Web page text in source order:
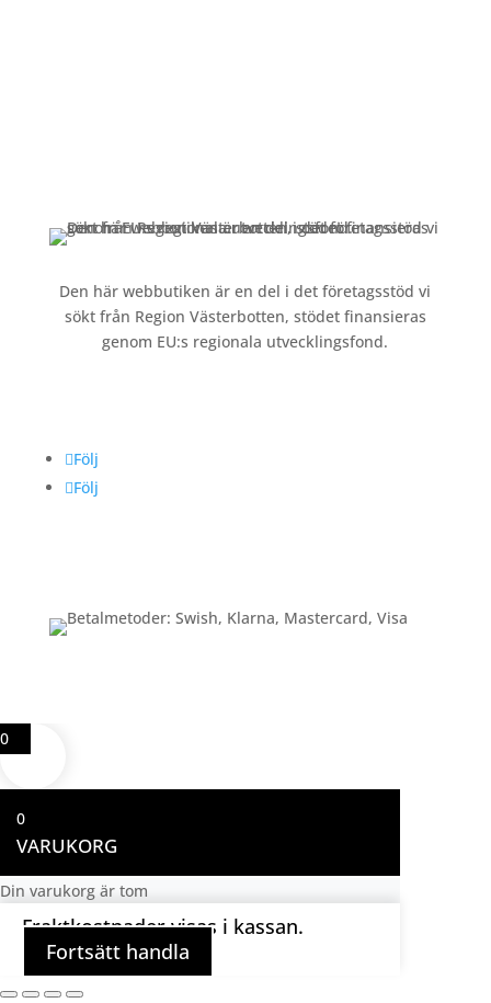
Den här webbutiken är en del i det företagsstöd vi
sökt från Region Västerbotten, stödet finansieras
genom EU:s regionala utvecklingsfond.
Följ
Följ
0
0
VARUKORG
Din varukorg är tom
Fraktkostnader visas i kassan.
Fortsätt handla